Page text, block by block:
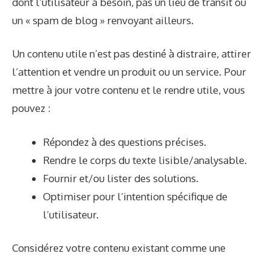
un « spam de blog » renvoyant ailleurs.
Un contenu utile n’est pas destiné à distraire, attirer
l’attention et vendre un produit ou un service. Pour
mettre à jour votre contenu et le rendre utile, vous
pouvez :
Répondez à des questions précises.
Rendre le corps du texte lisible/analysable.
Fournir et/ou lister des solutions.
Optimiser pour l’intention spécifique de
l’utilisateur.
Considérez votre contenu existant comme une